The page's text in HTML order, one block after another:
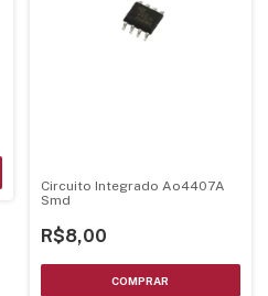
Circuito Integrado Ao4407A
Smd
R$8,00